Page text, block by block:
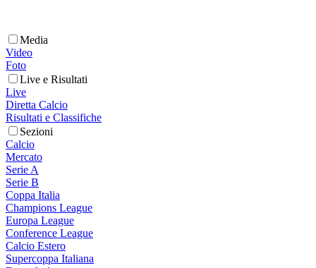
Media
Video
Foto
Live e Risultati
Live
Diretta Calcio
Risultati e Classifiche
Sezioni
Calcio
Mercato
Serie A
Serie B
Coppa Italia
Champions League
Europa League
Conference League
Calcio Estero
Supercoppa Italiana